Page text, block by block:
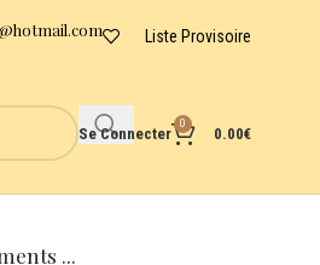
Liste Provisoire
Se Connecter
0
0.00€
...